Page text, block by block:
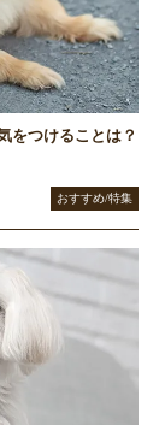
をつけることは？
おすすめ/特集